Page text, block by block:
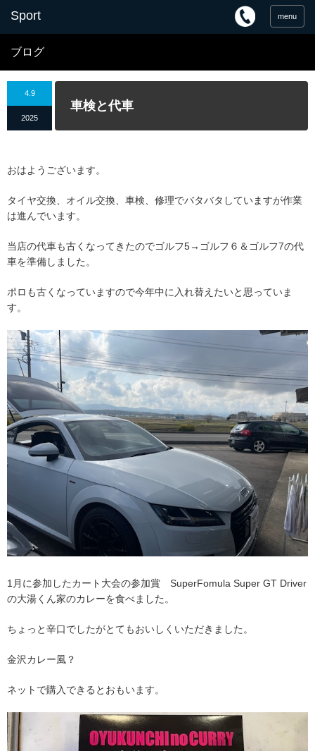
menu
ブログ
4.9
2025
車検と代車
おはようございます。
タイヤ交換、オイル交換、車検、修理でバタバタしていますが作業
は進んでいます。
当店の代車も古くなってきたのでゴルフ5→ゴルフ６＆ゴルフ7の代
車を準備しました。
ポロも古くなっていますので今年中に入れ替えたいと思っていま
す。
1月に参加したカート大会の参加賞 SuperFomula Super GT Driver
の大湯くん家のカレーを食べました。
ちょっと辛口でしたがとてもおいしくいただきました。
金沢カレー風？
ネットで購入できるとおもいます。